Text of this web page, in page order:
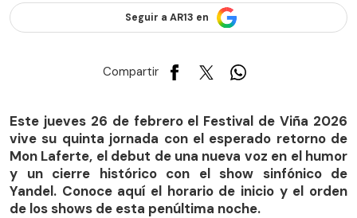
Seguir a AR13 en
Compartir
Este jueves 26 de febrero el Festival de Viña 2026
vive su quinta jornada con el esperado retorno de
Mon Laferte, el debut de una nueva voz en el humor
y un cierre histórico con el show sinfónico de
Yandel. Conoce aquí el horario de inicio y el orden
de los shows de esta penúltima noche.